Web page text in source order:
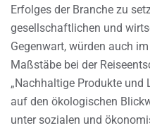
Erfolges der Branche zu
gesellschaftlichen und
Gegenwart, würden auch
Maßstäbe bei der
„Nachhaltige Produkte
auf den ökologischen
unter sozialen und